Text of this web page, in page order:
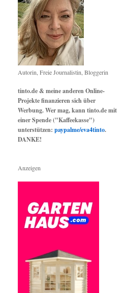
Autorin, Freie Journalistin, Bloggerin
tinto.de & meine anderen Online-
Projekte finanzieren sich über
Werbung. Wer mag, kann tinto.de mit
einer Spende ("Kaffeekasse")
unterstützen: paypalme/eva4tinto.
DANKE!
Anzeigen